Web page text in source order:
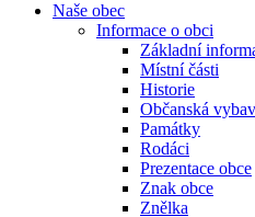
Naše obec
Informace o obci
Základní
Místní části
Historie
Občanská
Památky
Rodáci
Prezentace obce
Znak obce
Znělka